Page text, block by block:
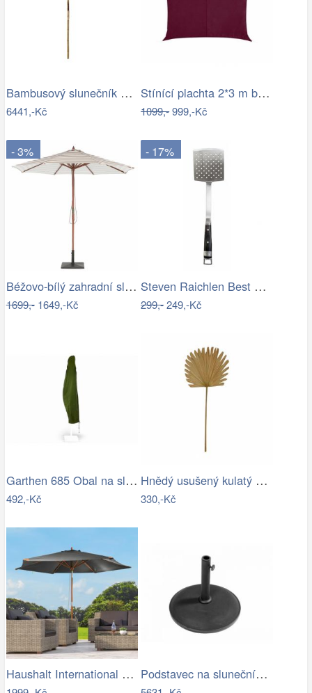
Bambusový slunečník se střechou z listů…
6441,-Kč
Stínící plachta 2*3 m bordó
1099,-999,-Kč
- 3%
Béžovo-bílý zahradní slunečník ⌀260 cm…
1699,-1649,-Kč
- 17%
Steven Raichlen Best of Barbecue…
299,-249,-Kč
Garthen 685 Obal na slunečník s…
492,-Kč
Hnědý usušený kulatý dekorativní list…
330,-Kč
Haushalt International Dřevěný… Podstavec na slunečník 50kg-GD